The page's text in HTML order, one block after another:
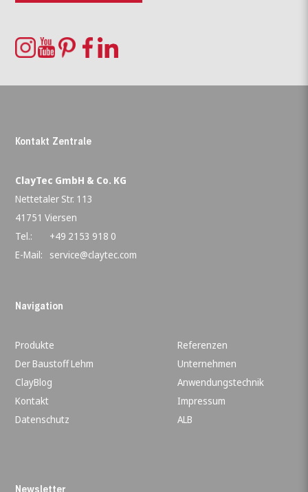
Kontakt Zentrale
ClayTec GmbH & Co. KG
Nettetaler Str. 113
41751 Viersen
Tel.:
+49 2153 918 0
E-Mail:
service@claytec.com
Navigation
Produkte
Referenzen
Der Baustoff Lehm
Unternehmen
ClayBlog
Anwendungstechnik
Kontakt
Impressum
Datenschutz
ALB